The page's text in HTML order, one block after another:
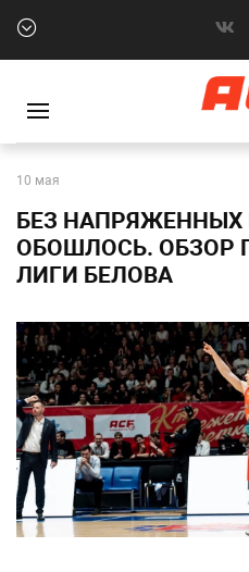
10 мая
БЕЗ НАПРЯЖЕННЫХ
ОБОШЛОСЬ. ОБЗОР
ЛИГИ БЕЛОВА